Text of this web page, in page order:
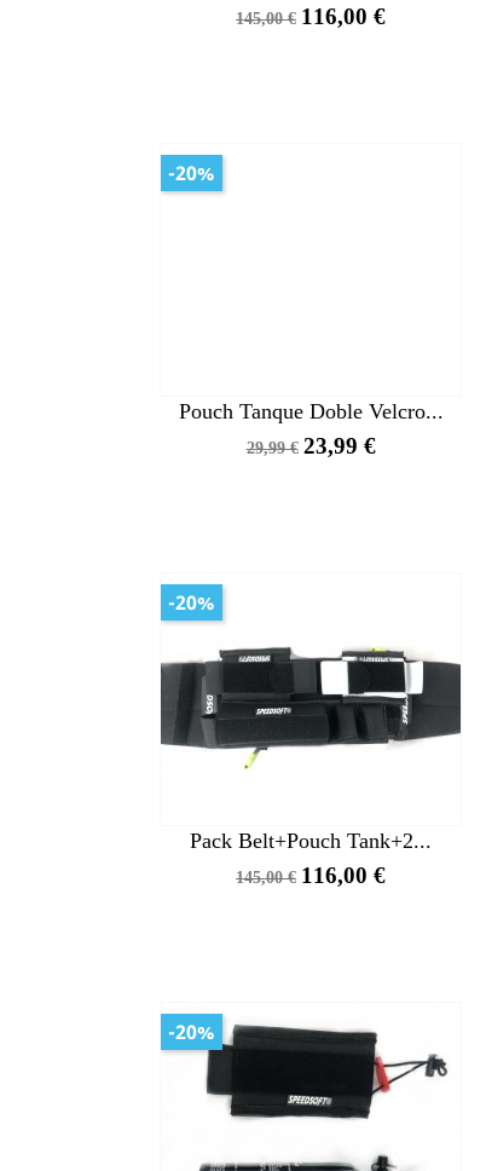
Precio
145,00 € Precio
116,00 €
Pouch Tanque Doble Velcro...
Precio
29,99 € Precio
23,99 €
-20%
Pack Belt+Pouch Tank+2...
Precio
145,00 € Precio
116,00 €
-20%
-20%